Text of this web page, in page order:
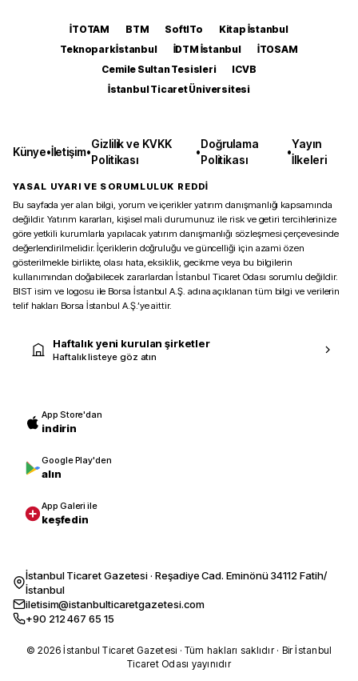
İTOTAM BTM SoftITo
Kitap İstanbul
Teknopark İstanbul
İDTM İstanbul
İTOSAM
Cemile Sultan Tesisleri
ICVB
İstanbul Ticaret Üniversitesi
Künye•İletişim•
Gizlilik ve KVKK
Politikası
•
Doğrulama
Politikası
•
Yayın
İlkeleri
YASAL UYARI VE SORUMLULUK REDDİ
Bu sayfada yer alan bilgi, yorum ve içerikler yatırım danışmanlığı kapsamında
değildir. Yatırım kararları, kişisel mali durumunuz ile risk ve getiri tercihlerinize
göre yetkili kurumlarla yapılacak yatırım danışmanlığı sözleşmesi çerçevesinde
değerlendirilmelidir. İçeriklerin doğruluğu ve güncelliği için azami özen
gösterilmekle birlikte, olası hata, eksiklik, gecikme veya bu bilgilerin
kullanımından doğabilecek zararlardan İstanbul Ticaret Odası sorumlu değildir.
BIST isim ve logosu ile Borsa İstanbul A.Ş. adına açıklanan tüm bilgi ve verilerin
telif hakları Borsa İstanbul A.Ş.’ye aittir.
Haftalık yeni kurulan şirketler
Haftalık listeye göz atın
App Store'dan
indirin
Google Play'den
alın
App Galeri ile
keşfedin
İstanbul Ticaret Gazetesi · Reşadiye Cad. Eminönü 34112 Fatih/
İstanbul
iletisim@istanbulticaretgazetesi.com
+90 212 467 65 15
© 2026 İstanbul Ticaret Gazetesi · Tüm hakları saklıdır · Bir İstanbul
Ticaret Odası yayınıdır